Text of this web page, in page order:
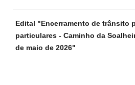
Edital "Encerramento de trânsito
particulares - Caminho da
de maio de 2026"